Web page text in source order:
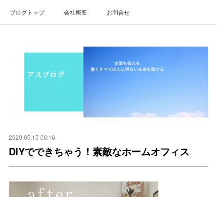
ブログトップ 会社概要 お問合せ
2020.05.15 06:16
DIYでできちゃう！素敵なホームオフィス